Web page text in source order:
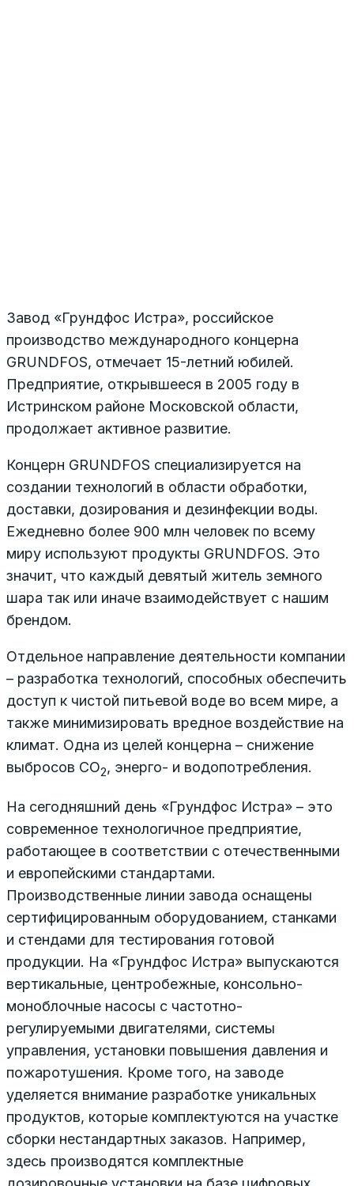
Завод «Грундфос Истра», российское
производство международного концерна
GRUNDFOS, отмечает 15-летний юбилей.
Предприятие, открывшееся в 2005 году в
Истринском районе Московской области,
продолжает активное развитие.
Концерн GRUNDFOS специализируется на
создании технологий в области обработки,
доставки, дозирования и дезинфекции воды.
Ежедневно более 900 млн человек по всему
миру используют продукты GRUNDFOS. Это
значит, что каждый девятый житель земного
шара так или иначе взаимодействует с нашим
брендом.
Отдельное направление деятельности компании
– разработка технологий, способных обеспечить
доступ к чистой питьевой воде во всем мире, а
также минимизировать вредное воздействие на
климат. Одна из целей концерна – снижение
выбросов СО2, энерго- и водопотребления.
На сегодняшний день «Грундфос Истра» – это
современное технологичное предприятие,
работающее в соответствии с отечественными
и европейскими стандартами.
Производственные линии завода оснащены
сертифицированным оборудованием, станками
и стендами для тестирования готовой
продукции. На «Грундфос Истра» выпускаются
вертикальные, центробежные, консольно-
моноблочные насосы с частотно-
регулируемыми двигателями, системы
управления, установки повышения давления и
пожаротушения. Кроме того, на заводе
уделяется внимание разработке уникальных
продуктов, которые комплектуются на участке
сборки нестандартных заказов. Например,
здесь производятся комплектные